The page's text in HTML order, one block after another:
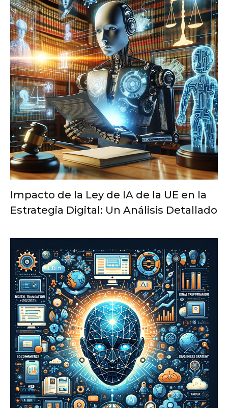
Impacto de la Ley de IA de la UE en la
Estrategia Digital: Un Análisis Detallado